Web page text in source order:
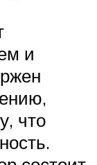
и
что